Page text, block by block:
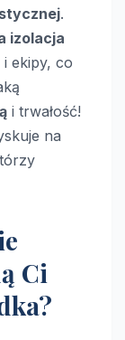
.
izolacja
ekipy, co
i trwałość!
na
Ci